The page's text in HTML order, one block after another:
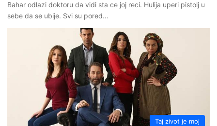
Bahar odlazi doktoru da vidi sta ce joj reci. Hulija uperi pistolj u
sebe da se ubije. Svi su pored…
Taj zivot je moj